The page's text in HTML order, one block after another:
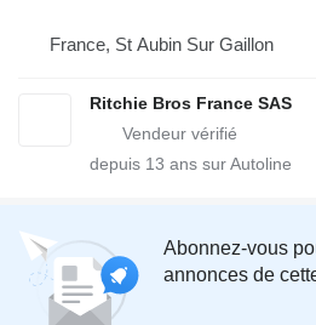
France, St Aubin Sur Gaillon
Ritchie Bros France SAS
depuis 13 ans sur Autoline
Abonnez-vous
annonces de